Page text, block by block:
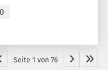
Seite 1 von 76